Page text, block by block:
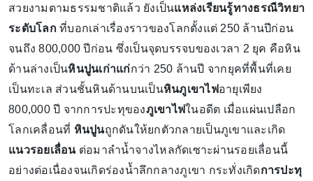
สวยงามตามธรรมชาติแล้ว ยังเป็นแหล่งเรียนรู้ทางธรณีวิทยา
ระดับโลกที่บอกเล่าเรื่องราวของโลกตั้งแต่ 250 ล้านปีก่อน
จนถึง 800,000 ปีก่อน ซึ่งเป็นจุดบรรจบของเวลา 2 ยุค คือหิน
ด้านล่างเป็นหินปูนเก่าแก่กว่า 250 ล้านปี จากยุคที่พื้นที่เคย
เป็นทะเล ส่วนชั้นหินด้านบนเป็นหินภูเขาไฟอายุเพียง
800,000 ปี จากการปะทุของภูเขาไฟในอดีต เมื่อแผ่นเปลือก
โลกเคลื่อนที่ หินปูนถูกดันให้ยกตัวกลายเป็นภูเขาและเกิด
แนวรอยเลื่อนต่อมาลำน้ำจางไหลกัดเซาะผ่านรอยเลื่อนนี้
อย่างต่อเนื่องจนเกิดร่องน้ำลึกกลางภูเขา กระทั่งเกิดการปะทุ